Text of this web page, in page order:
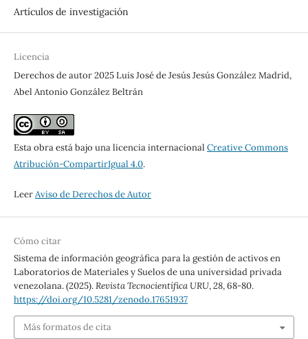
Artículos de investigación
Licencia
Derechos de autor 2025 Luis José de Jesús Jesús González Madrid,
Abel Antonio González Beltrán
Esta obra está bajo una licencia internacional Creative Commons
Atribución-CompartirIgual 4.0.
LeerAviso de Derechos de Autor
Cómo citar
Sistema de información geográfica para la gestión de activos en
Laboratorios de Materiales y Suelos de una universidad privada
venezolana. (2025).Revista Tecnocientífica URU,28, 68-80.
https://doi.org/10.5281/zenodo.17651937
Más formatos de cita